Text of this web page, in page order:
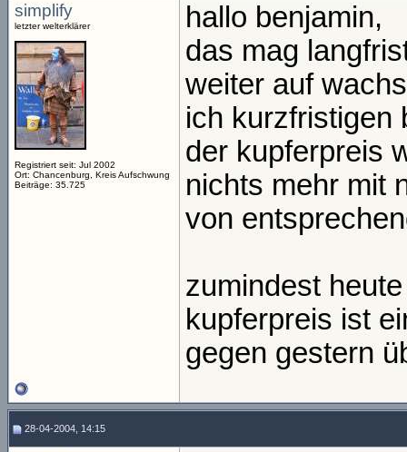
simplify
letzter welterklärer
Registriert seit: Jul 2002
Ort: Chancenburg, Kreis Aufschwung
Beiträge: 35.725
hallo benjamin,
das mag
weiter auf
ich kurzfristigen
der kupferpreis
nichts mehr mit
von
zumindest
kupferpreis ist
gegen gestern
28-04-2004, 14:15